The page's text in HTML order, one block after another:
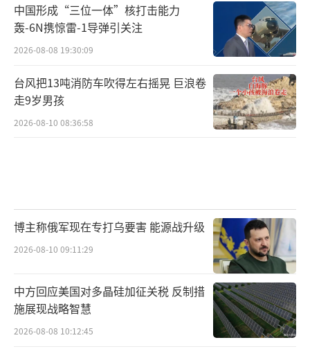
中国形成“三位一体”核打击能力
轰-6N携惊雷-1导弹引关注
2026-08-08 19:30:09
台风把13吨消防车吹得左右摇晃 巨浪卷
走9岁男孩
2026-08-10 08:36:58
博主称俄军现在专打乌要害 能源战升级
2026-08-10 09:11:29
中方回应美国对多晶硅加征关税 反制措
施展现战略智慧
2026-08-08 10:12:45